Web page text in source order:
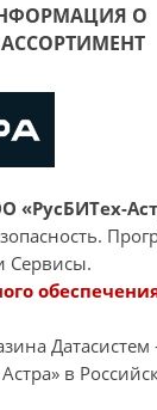
О
«РусБИТех-
Сервисы.
в